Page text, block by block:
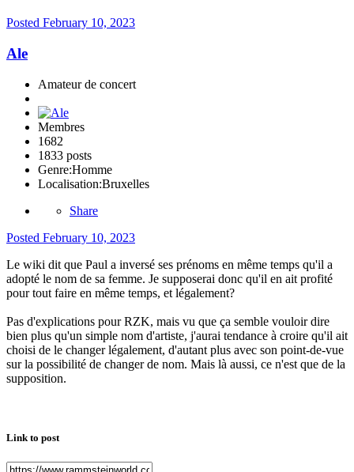
Posted February 10, 2023
Ale
Amateur de concert
Membres
1682
1833 posts
Genre:Homme
Localisation:Bruxelles
Share
Posted February 10, 2023
Le wiki dit que Paul a inversé ses prénoms en même temps qu'il a
adopté le nom de sa femme. Je supposerai donc qu'il en ait profité
pour tout faire en même temps, et légalement?
Pas d'explications pour RZK, mais vu que ça semble vouloir dire
bien plus qu'un simple nom d'artiste, j'aurai tendance à croire qu'il ait
choisi de le changer légalement, d'autant plus avec son point-de-vue
sur la possibilité de changer de nom. Mais là aussi, ce n'est que de la
supposition.
Link to post